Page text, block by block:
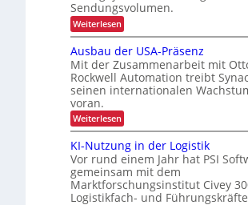
L
a
s
t
e
n
t
r
a
n
s
p
o
e
E
n
s
ä
z
e
r
e
t
e
n
r
ü
c
m
e
l
d
n
g
z
l
i
e
f
e
r
u
n
d
a
n
k
A
i
m
t
Sendungsvolumen.
Weiterlesen:
A
t
o
m
a
i
s
i
e
r
t
e
s
P
Ausbau der USA-Präsenz
Mit der Zusammenarbeit mit
Rockwell Automation treibt
seinen internationalen
voran.
Weiterlesen:
A
s
b
a
u
d
KI-Nutzung in der Logistik
Vor rund einem Jahr hat PSI
gemeinsam mit dem
Marktforschungsinstitut Civey
Logistikfach- und